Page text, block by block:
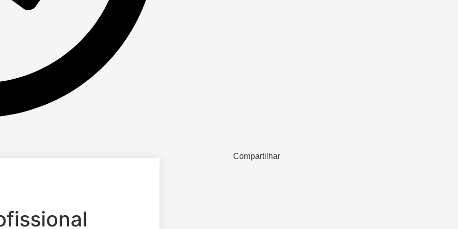
Compartilhar